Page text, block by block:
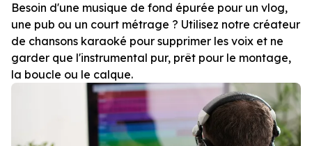
Besoin d'une musique de fond épurée pour un vlog,
une pub ou un court métrage ? Utilisez notre créateur
de chansons karaoké pour supprimer les voix et ne
garder que l'instrumental pur, prêt pour le montage,
la boucle ou le calque.